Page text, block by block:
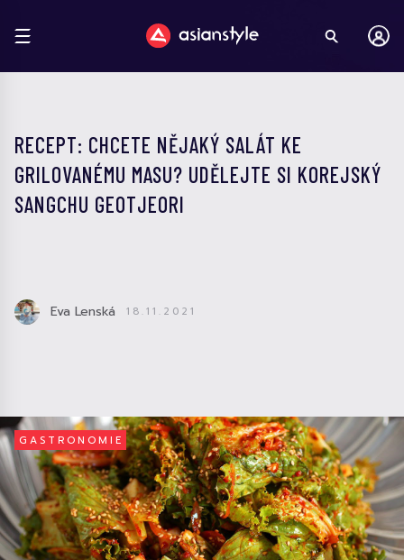
RECEPT: CHCETE NĚJAKÝ SALÁT KE
GRILOVANÉMU MASU? UDĚLEJTE SI KOREJSKÝ
SANGCHU GEOTJEORI
Eva Lenská 18.11.2021
GASTRONOMIE